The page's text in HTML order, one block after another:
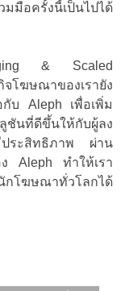
อครั้งนี้เป็นไปได้
& Scaled
โฆษณาของเรายัง
กับ Aleph เพื่อเพิ่ม
ชันที่ดีขึ้นให้กับผู้ลง
ประสิทธิภาพ ผ่าน
ง Aleph ทำให้เรา
โฆษณาทั่วโลกได้